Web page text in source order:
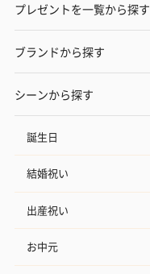
プレゼントを一覧から探す
ブランドから探す
シーンから探す
誕生日
結婚祝い
出産祝い
お中元